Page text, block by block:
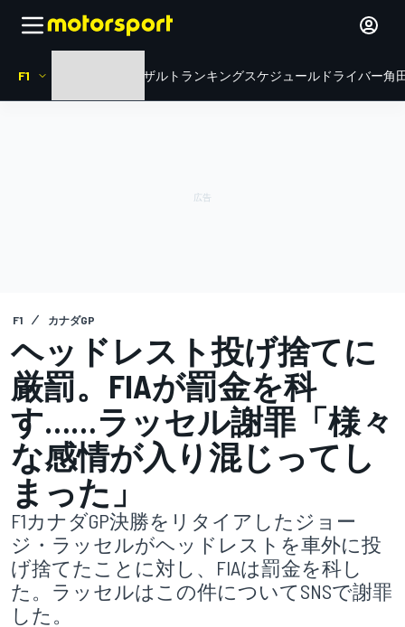
F1 リザルト ランキングスケジュール ドライバー角
F1 カナダGP
ヘッドレスト投げ捨てに
厳罰。FIAが罰金を科
す……ラッセル謝罪「様々
な感情が入り混じってし
まった」
F1カナダGP決勝をリタイアしたジョー
ジ・ラッセルがヘッドレストを車外に投
げ捨てたことに対し、FIAは罰金を科し
た。ラッセルはこの件についてSNSで謝罪
した。